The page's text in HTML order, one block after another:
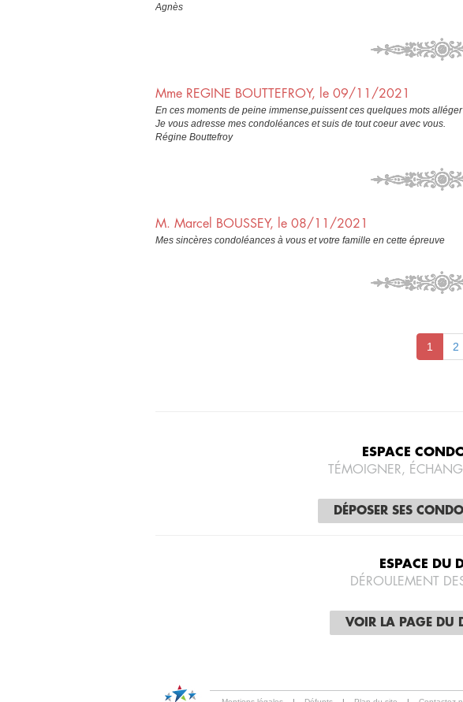
Agnès
Mme REGINE BOUTTEFROY, le 09/11/2021
En ces moments de peine immense,puissent ces quelques mots
Je vous adresse mes condoléances et suis de tout coeur avec vous.
Régine Bouttefroy
M. Marcel BOUSSEY, le 08/11/2021
Mes sincères condoléances à vous et votre famille en cette épreuve
1 2
ESPACE
TÉMOIGNER,
DÉPOSER SES
ESPACE DU
DÉROULEMENT
VOIR LA PAGE DU